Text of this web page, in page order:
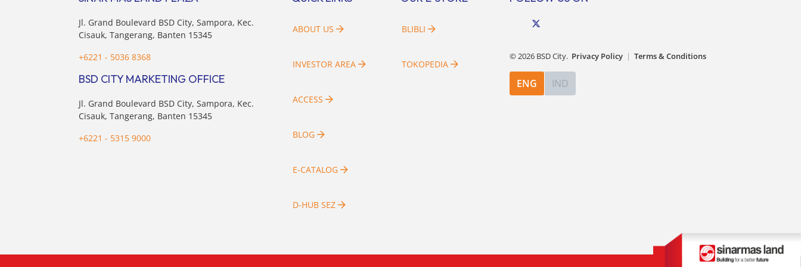
pertimbangan masyarakat untuk
sektor […]
[…]
Jl. Grand Boulevard BSD City, Sampora, Kec.
Cisauk, Tangerang, Banten 15345
+6221 - 5036 8368
BSD CITY MARKETING OFFICE
Jl. Grand Boulevard BSD City, Sampora, Kec.
Cisauk, Tangerang, Banten 15345
+6221 - 5315 9000
ABOUT US
INVESTOR AREA
ACCESS
BLOG
E-CATALOG
D-HUB SEZ
BLIBLI
TOKOPEDIA
©2026 BSD City. Privacy Policy | Terms & Conditions
ENG IND